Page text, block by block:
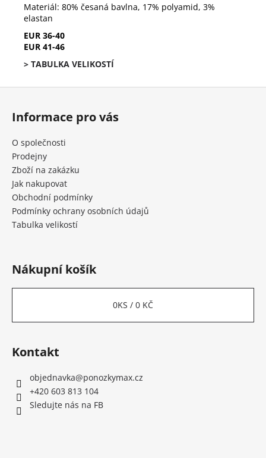
Materiál: 80% česaná bavlna, 17% polyamid, 3%
elastan
EUR 36-40
EUR 41-46
> TABULKA VELIKOSTÍ
Z
Informace pro vás
O společnosti
Prodejny
Zboží na zakázku
Jak nakupovat
Obchodní podmínky
Podmínky ochrany osobních údajů
Tabulka velikostí
Nákupní košík
0KS / 0 KČ
Kontakt
objednavka@ponozkymax.cz
+420 603 813 104
Sledujte nás na FB